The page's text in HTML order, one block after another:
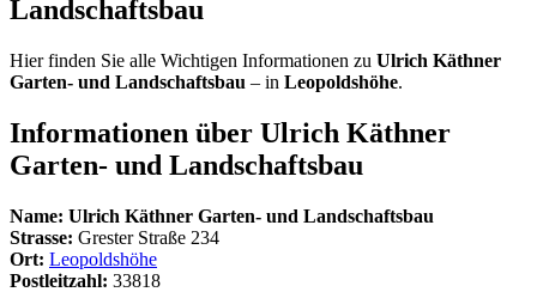
Landschaftsbau
Hier finden Sie alle Wichtigen Informationen zu Ulrich Käthner
Garten- und Landschaftsbau – in Leopoldshöhe.
Informationen über Ulrich Käthner
Garten- und Landschaftsbau
Name: Ulrich Käthner Garten- und Landschaftsbau
Strasse: Grester Straße 234
Ort: Leopoldshöhe
Postleitzahl: 33818